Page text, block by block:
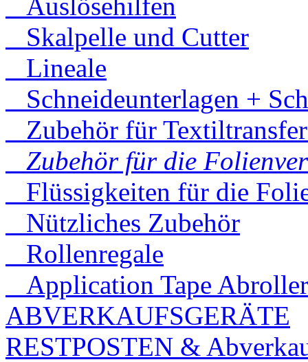
Skalpelle und Cutter
Lineale
Schneideunterlagen +
Zubehör für
Zubehör für die
Flüssigkeiten für die
Nützliches Zubehör
Rollenregale
Application Tape Abroller
ABVERKAUFSGERÄTE
RESTPOSTEN &